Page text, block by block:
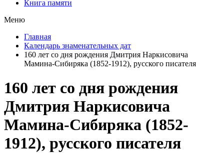
Книга памяти
Меню
Главная
Календарь знаменательных дат
160 лет со дня рождения Дмитрия Наркисовича
Мамина-Сибиряка (1852-1912), русского писателя
160 лет со дня рождения
Дмитрия Наркисовича
Мамина-Сибиряка (1852-
1912), русского писателя